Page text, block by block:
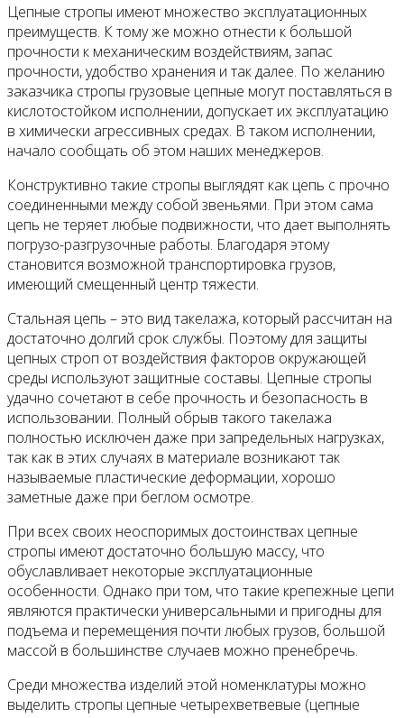
Цепные стропы имеют множество эксплуатационных
преимуществ. К тому же можно отнести к большой
прочности к механическим воздействиям, запас
прочности, удобство хранения и так далее. По желанию
заказчика стропы грузовые цепные могут поставляться в
кислотостойком исполнении, допускает их эксплуатацию
в химически агрессивных средах. В таком исполнении,
начало сообщать об этом наших менеджеров.
Конструктивно такие стропы выглядят как цепь с прочно
соединенными между собой звеньями. При этом сама
цепь не теряет любые подвижности, что дает выполнять
погрузо-разгрузочные работы. Благодаря этому
становится возможной транспортировка грузов,
имеющий смещенный центр тяжести.
Стальная цепь – это вид такелажа, который рассчитан на
достаточно долгий срок службы. Поэтому для защиты
цепных строп от воздействия факторов окружающей
среды используют защитные составы. Цепные стропы
удачно сочетают в себе прочность и безопасность в
использовании. Полный обрыв такого такелажа
полностью исключен даже при запредельных нагрузках,
так как в этих случаях в материале возникают так
называемые пластические деформации, хорошо
заметные даже при беглом осмотре.
При всех своих неоспоримых достоинствах цепные
стропы имеют достаточно большую массу, что
обуславливает некоторые эксплуатационные
особенности. Однако при том, что такие крепежные цепи
являются практически универсальными и пригодны для
подъема и перемещения почти любых грузов, большой
массой в большинстве случаев можно пренебречь.
Среди множества изделий этой номенклатуры можно
выделить стропы цепные четырехветвевые (цепные